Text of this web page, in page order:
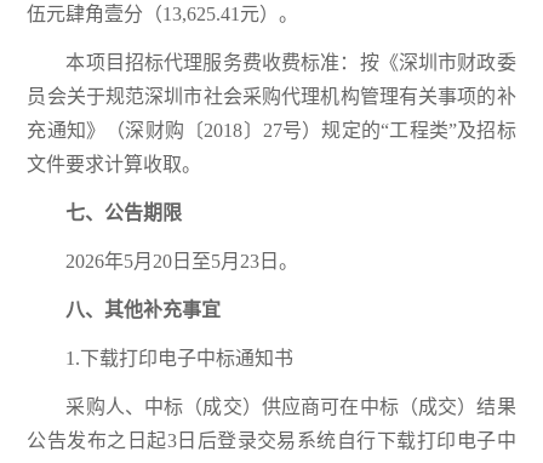
伍元肆角壹分（13,625.41元）。
本项目招标代理服务费收费标准：按《深圳市财政委
员会关于规范深圳市社会采购代理机构管理有关事项的补
充通知》（深财购〔2018〕27号）规定的“工程类”及招标
文件要求计算收取。
七、公告期限
2026年5月20日至5月23日。
八、其他补充事宜
1.下载打印电子中标通知书
采购人、中标（成交）供应商可在中标（成交）结果
公告发布之日起3日后登录交易系统自行下载打印电子中